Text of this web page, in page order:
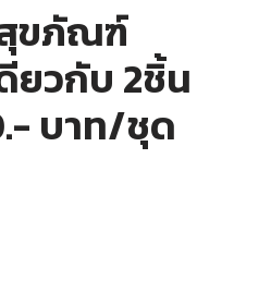
สุขภัณฑ์
ยวกับ 2ชิ้น
บาท/ชุด